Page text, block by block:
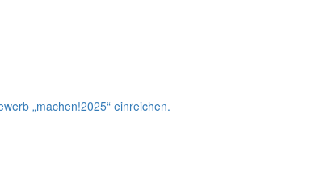
„machen!2025“ einreichen.